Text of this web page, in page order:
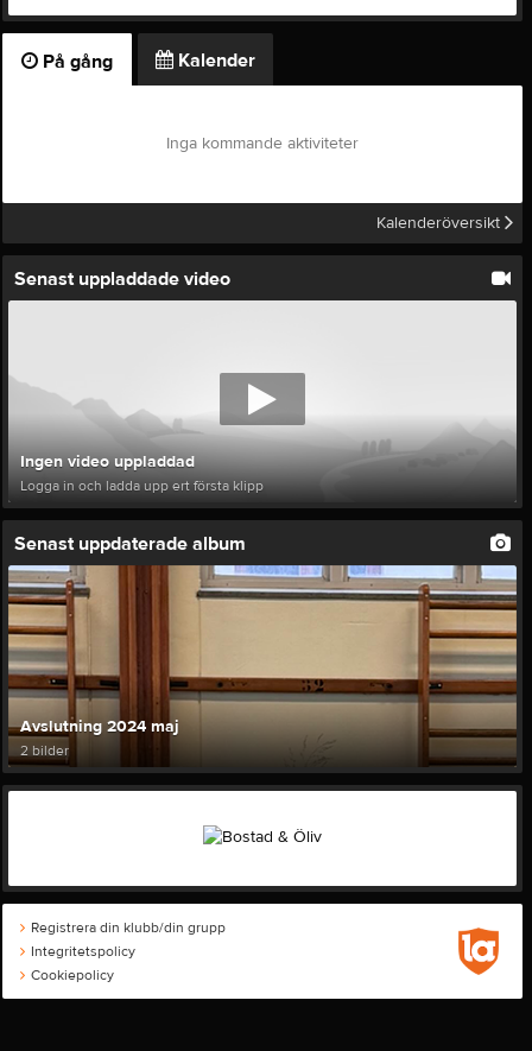
På gång Kalender
Inga kommande aktiviteter
Kalenderöversikt
Senast uppladdade video
Ingen video uppladdad
Logga in och ladda upp ert första klipp
Senast uppdaterade album
Avslutning 2024 maj
2 bilder
Registrera din klubb/din grupp
Integritetspolicy
Cookiepolicy